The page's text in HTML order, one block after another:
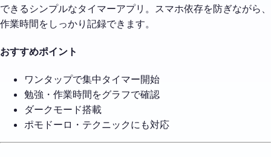
できるシンプルなタイマーアプリ。スマホ依存を防ぎながら、
作業時間をしっかり記録できます。
おすすめポイント
ワンタップで集中タイマー開始
勉強・作業時間をグラフで確認
ダークモード搭載
ポモドーロ・テクニックにも対応